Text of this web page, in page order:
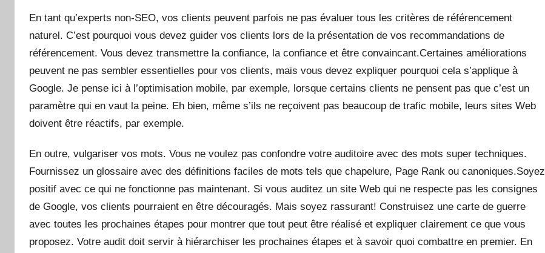
En tant qu’experts non-SEO, vos clients peuvent parfois ne pas évaluer tous les critères de référencement
naturel. C’est pourquoi vous devez guider vos clients lors de la présentation de vos recommandations de
référencement. Vous devez transmettre la confiance, la confiance et être convaincant.Certaines améliorations
peuvent ne pas sembler essentielles pour vos clients, mais vous devez expliquer pourquoi cela s’applique à
Google. Je pense ici à l’optimisation mobile, par exemple, lorsque certains clients ne pensent pas que c’est un
paramètre qui en vaut la peine. Eh bien, même s’ils ne reçoivent pas beaucoup de trafic mobile, leurs sites Web
doivent être réactifs, par exemple.
En outre, vulgariser vos mots. Vous ne voulez pas confondre votre auditoire avec des mots super techniques.
Fournissez un glossaire avec des définitions faciles de mots tels que chapelure, Page Rank ou canoniques.Soyez
positif avec ce qui ne fonctionne pas maintenant. Si vous auditez un site Web qui ne respecte pas les consignes
de Google, vos clients pourraient en être découragés. Mais soyez rassurant! Construisez une carte de guerre
avec toutes les prochaines étapes pour montrer que tout peut être réalisé et expliquer clairement ce que vous
proposez. Votre audit doit servir à hiérarchiser les prochaines étapes et à savoir quoi combattre en premier. En